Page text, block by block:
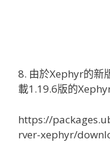
8. 由於Xephyr的新
載1.19.6版的
https://
rver-xephyr/